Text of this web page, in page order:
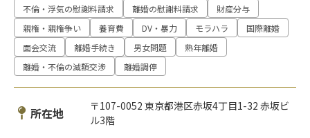
不倫・浮気の慰謝料請求 離婚の慰謝料請求
財産分与
親権・親権争い
養育費 DV・暴力 モラハラ
国際離婚
面会交流
離婚手続き 男女問題
熟年離婚
離婚・不倫の減額交渉
離婚調停
所在地
〒107-0052 東京都港区赤坂4丁目1-32 赤坂ビ
ル3階